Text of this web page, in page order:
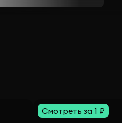
Смотреть за 1 ₽